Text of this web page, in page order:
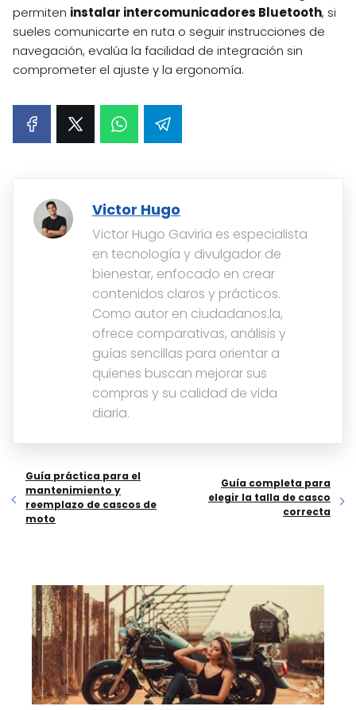
permiten instalar intercomunicadores Bluetooth, si
sueles comunicarte en ruta o seguir instrucciones de
navegación, evalúa la facilidad de integración sin
comprometer el ajuste y la ergonomía.
Victor Hugo
Victor Hugo Gaviria es especialista
en tecnología y divulgador de
bienestar, enfocado en crear
contenidos claros y prácticos.
Como autor en ciudadanos.la,
ofrece comparativas, análisis y
guías sencillas para orientar a
quienes buscan mejorar sus
compras y su calidad de vida
diaria.
Guía práctica para el
mantenimiento y
reemplazo de cascos de
moto
Guía completa para
elegir la talla de casco
correcta